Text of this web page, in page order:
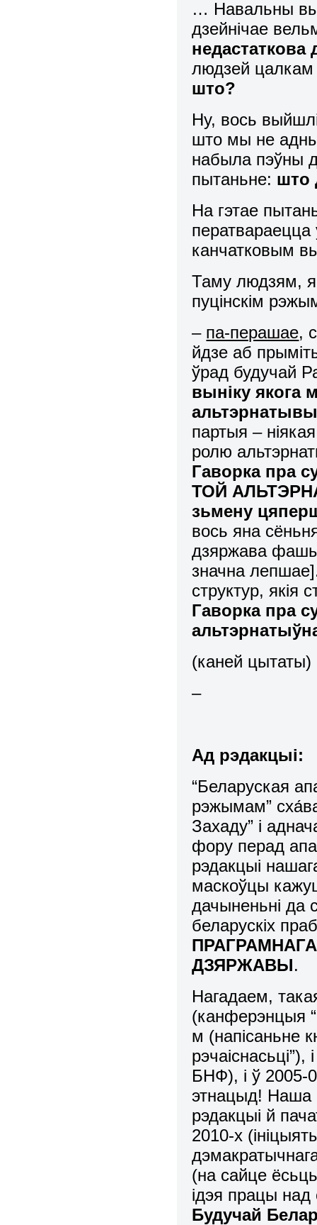
… Навальны
дзейнічае
людзей цалкам
што?
Ну, вось
што мы не
набыла пэўны
пытаньне: што
На гэтае
канчатковым
Таму людзям,
пуцінскім
– па-перашае,
йдзе аб
ўрад будучай
выніку якога
партыя –
ролю
Гаворка пра
ТОЙ
зьмену
вось яна
дзяржава
значна
структур, якія
Гаворка пра
(каней цытаты)
–
Ад рэдакцыі:
“Беларуская
рэжымам”
Захаду” і
фору перад
рэдакцыі
маскоўцы
дачыненьні да
беларускіх
ДЗЯРЖАВЫ.
Нагадаем,
(канферэнцыя
м (напісаньне
БНФ), і ў 2005-
этнацыд! Наша
рэдакцыі й
2010-х
(на сайце
ідэя працы
Будучай